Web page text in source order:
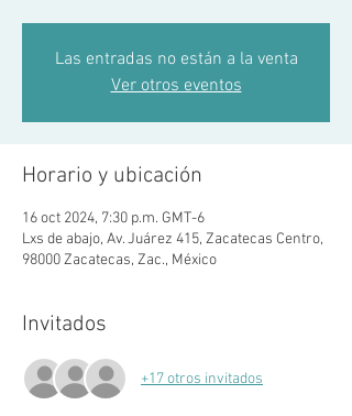
Las entradas no están a la venta
Ver otros eventos
Horario y ubicación
16 oct 2024, 7:30 p.m. GMT-6
Lxs de abajo, Av. Juárez 415, Zacatecas Centro,
98000 Zacatecas, Zac., México
Invitados
+17 otros invitados